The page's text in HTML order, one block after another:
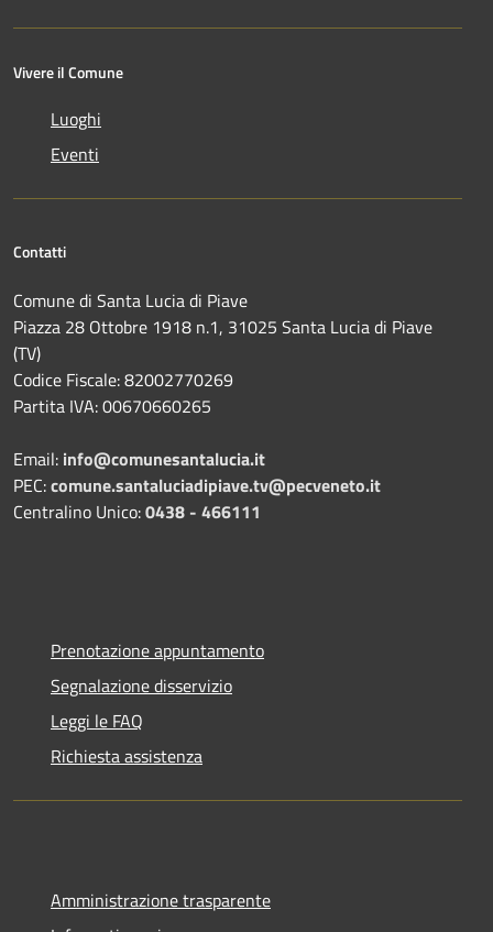
Vivere il Comune
Luoghi
Eventi
Contatti
Comune di Santa Lucia di Piave
Piazza 28 Ottobre 1918 n.1, 31025 Santa Lucia di Piave
(TV)
Codice Fiscale: 82002770269
Partita IVA: 00670660265
Email: info@comunesantalucia.it
PEC:comune.santaluciadipiave.tv@pecveneto.it
Centralino Unico:0438 - 466111
Prenotazione appuntamento
Segnalazione disservizio
Leggi le FAQ
Richiesta assistenza
Amministrazione trasparente